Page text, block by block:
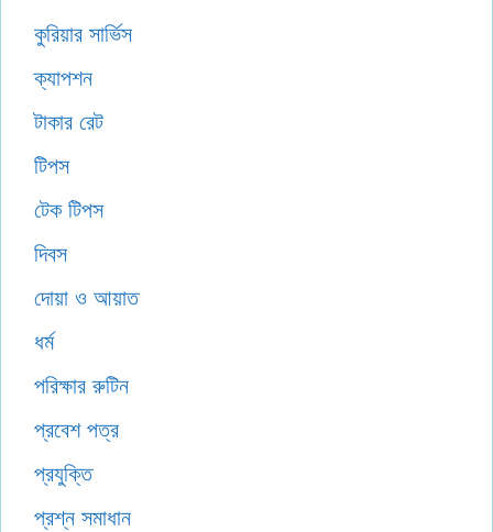
কুরিয়ার সার্ভিস
ক্যাপশন
টাকার রেট
টিপস
টেক টিপস
দিবস
দোয়া ও আয়াত
ধর্ম
পরিক্ষার রুটিন
প্রবেশ পত্র
প্রযুক্তি
প্রশ্ন সমাধান